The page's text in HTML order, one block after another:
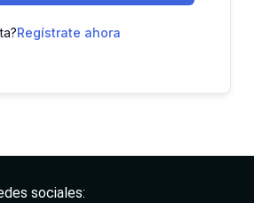
Regístrate ahora
sociales: